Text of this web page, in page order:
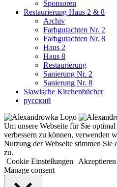
Sponsoren
Restaurierung Haus 2 & 8
Archiv
Farbgutachten Nr. 2
Farbgutachten Nr. 8
Haus 2
Haus 8
Restaurierung
Sanierung Nr. 2
Sanierung Nr. 8
Slawische Kirchenbücher
русский
Um unsere Webseite für Sie
verbessern zu können, verwenden
Nutzung der Webseite stimmen
zu.
Cookie Einstellungen
Akzeptieren
Manage consent